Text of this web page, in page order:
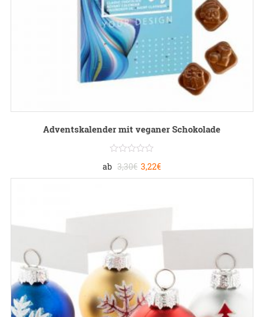
Adventskalender mit veganer Schokolade
ab 3,30€ 3,22€